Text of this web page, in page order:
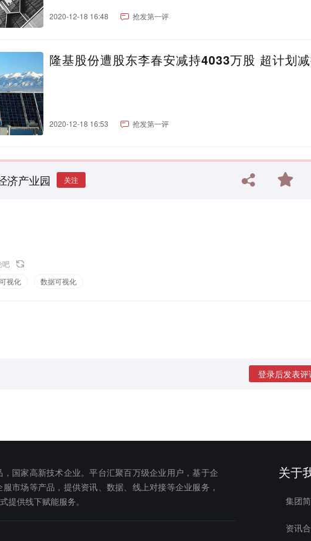
2020-12-18 16:48 抢发第一评
隆基股份遭股东李春安减持4033万股 超计划
2020-12-18 16:53 抢发第一评
济产业园 关注
吧
视化 数据可视化
登录后发表评
国家高新技术企业。平台汇聚百万级企业用户，基于企
市场等产品，提供资讯、数据、线上对接等企业服务，
提供线下赋能服务。
关于
集团
资讯